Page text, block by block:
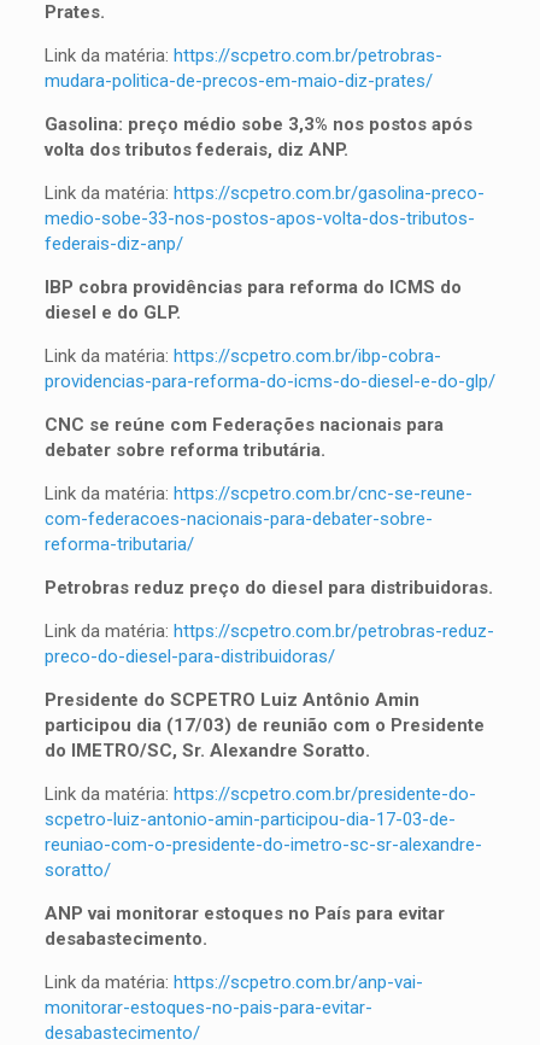
Prates.
Link da matéria: https://scpetro.com.br/petrobras-
mudara-politica-de-precos-em-maio-diz-prates/
Gasolina: preço médio sobe 3,3% nos postos após
volta dos tributos federais, diz ANP.
Link da matéria: https://scpetro.com.br/gasolina-preco-
medio-sobe-33-nos-postos-apos-volta-dos-tributos-
federais-diz-anp/
IBP cobra providências para reforma do ICMS do
diesel e do GLP.
Link da matéria: https://scpetro.com.br/ibp-cobra-
providencias-para-reforma-do-icms-do-diesel-e-do-glp/
CNC se reúne com Federações nacionais para
debater sobre reforma tributária.
Link da matéria: https://scpetro.com.br/cnc-se-reune-
com-federacoes-nacionais-para-debater-sobre-
reforma-tributaria/
Petrobras reduz preço do diesel para distribuidoras.
Link da matéria: https://scpetro.com.br/petrobras-reduz-
preco-do-diesel-para-distribuidoras/
Presidente do SCPETRO Luiz Antônio Amin
participou dia (17/03) de reunião com o Presidente
do IMETRO/SC, Sr. Alexandre Soratto.
Link da matéria: https://scpetro.com.br/presidente-do-
scpetro-luiz-antonio-amin-participou-dia-17-03-de-
reuniao-com-o-presidente-do-imetro-sc-sr-alexandre-
soratto/
ANP vai monitorar estoques no País para evitar
desabastecimento.
Link da matéria: https://scpetro.com.br/anp-vai-
monitorar-estoques-no-pais-para-evitar-
desabastecimento/